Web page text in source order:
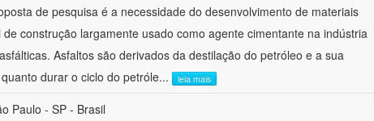
de pesquisa é a necessidade do desenvolvimento de materiais
construção largamente usado como agente cimentante na indústria
Asfaltos são derivados da destilação do petróleo e a sua
durar o ciclo do petróle... leia mais
Paulo - SP - Brasil